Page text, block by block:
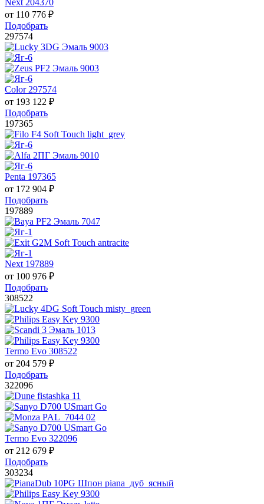
Next 204370
от 110 776 ₽
Подобрать
297574
Color 297574
от 193 122 ₽
Подобрать
197365
Penta 197365
от 172 904 ₽
Подобрать
197889
Next 197889
от 100 976 ₽
Подобрать
308522
Termo Evo 308522
от 204 579 ₽
Подобрать
322096
Termo Evo 322096
от 212 679 ₽
Подобрать
303234